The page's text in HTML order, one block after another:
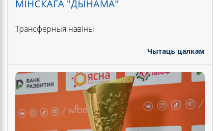
МІНСКАГА "ДЫНАМА"
Трансферныя навіны
Чытаць цалкам